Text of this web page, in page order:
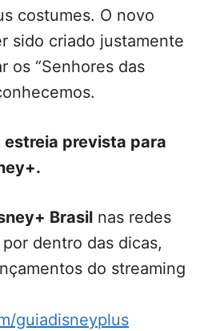
costumes. O novo
sido criado justamente
os “Senhores das
estreia prevista para
Brasil nas redes
dentro das dicas,
do streaming
guiadisneyplus